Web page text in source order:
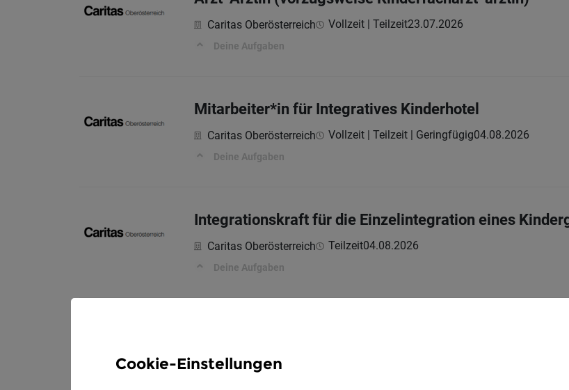
Caritas Oberösterreich Vollzeit | Teilzeit23.07.2026
Deine Aufgaben
Mitarbeiter*in für Integratives Kinderhotel
Caritas Oberösterreich Vollzeit | Teilzeit | Geringfügig04.08.2026
Deine Aufgaben
Integrationskraft für die Einzelintegration eines
Caritas Oberösterreich Teilzeit04.08.2026
Deine Aufgaben
Caritas Oberösterreich
Cookie-Einstellungen